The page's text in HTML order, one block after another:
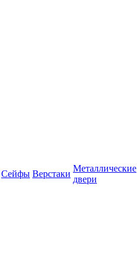
Сейфы Верстаки
Металлические
двери